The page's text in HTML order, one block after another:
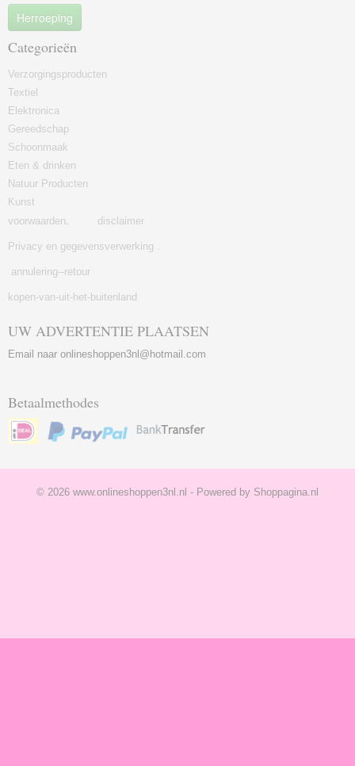
Herroeping
Categorieën
Verzorgingsproducten
Textiel
Elektronica
Gereedschap
Schoonmaak
Eten & drinken
Natuur Producten
Kunst
voorwaarden. disclaimer
Privacy en gegevensverwerking .
annulering--retour
kopen-van-uit-het-buitenland
UW ADVERTENTIE PLAATSEN
Email naar onlineshoppen3nl@hotmail.com
Betaalmethodes
© 2026 www.onlineshoppen3nl.nl - Powered by Shoppagina.nl